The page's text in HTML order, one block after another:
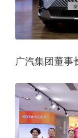
广汽集团董事